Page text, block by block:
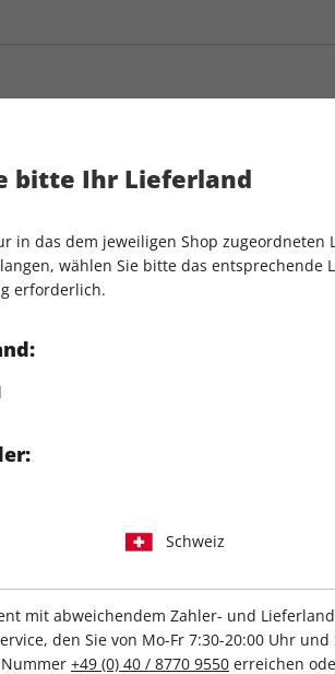
Momente. Der
Sonderheft. Dafür
und zeigt die
Bild für Bild. Die
der
überraschende Szenen
Beachtung fanden.
Geschichte über die
Sonderheft kostet 6,90
erhältlich.
IHRE ABO-VORTEILE
bitte Ihr Lieferland
in das dem jeweiligen Shop zugeordneten
wählen Sie bitte das entsprechende
erforderlich.
Schweiz
mit abweichendem Zahler- und
den Sie von Mo-Fr 7:30-20:00 Uhr
+49 (0) 40 / 8770 9550 erreichen